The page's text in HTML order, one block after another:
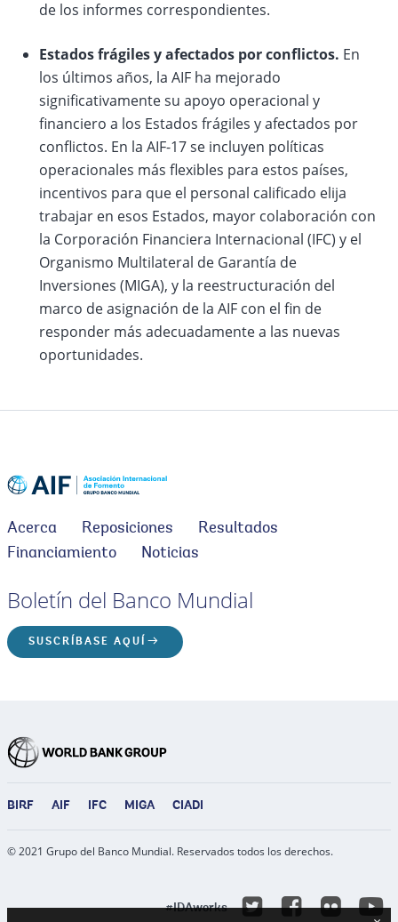
de los informes correspondientes.
Estados frágiles y afectados por conflictos. En
los últimos años, la AIF ha mejorado
significativamente su apoyo operacional y
financiero a los Estados frágiles y afectados por
conflictos. En la AIF-17 se incluyen políticas
operacionales más flexibles para estos países,
incentivos para que el personal calificado elija
trabajar en esos Estados, mayor colaboración con
la Corporación Financiera Internacional (IFC) y el
Organismo Multilateral de Garantía de
Inversiones (MIGA), y la reestructuración del
marco de asignación de la AIF con el fin de
responder más adecuadamente a las nuevas
oportunidades.
Acerca Reposiciones
Resultados
Financiamiento
Noticias
Boletín del Banco Mundial
SUSCRÍBASE AQUÍ
BIRF AIF IFC MIGA CIADI
© 2021 Grupo del Banco Mundial. Reservados todos los derechos.
#IDAworks
EN EN